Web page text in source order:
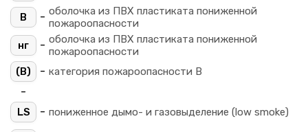
В - оболочка из ПВХ пластиката пониженной
пожароопасности
нг
- оболочка из ПВХ пластиката пониженной
пожароопасности
(B)
- категория пожароопасности B
-
LS - пониженное дымо- и газовыделение (low smoke)